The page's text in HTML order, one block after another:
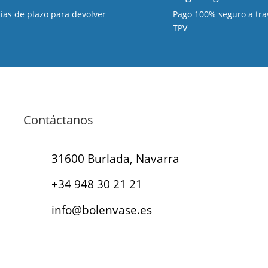
de plazo para devolver
Pago 100% seguro a
TPV
Contáctanos
31600 Burlada, Navarra
+34 948 30 21 21
info@bolenvase.es